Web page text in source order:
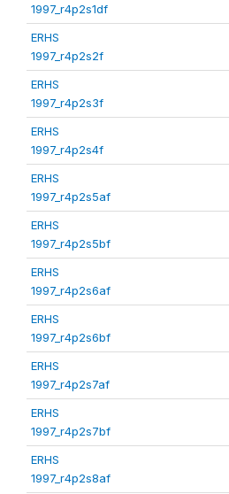
1997_r4p2s1df
ERHS
1997_r4p2s2f
ERHS
1997_r4p2s3f
ERHS
1997_r4p2s4f
ERHS
1997_r4p2s5af
ERHS
1997_r4p2s5bf
ERHS
1997_r4p2s6af
ERHS
1997_r4p2s6bf
ERHS
1997_r4p2s7af
ERHS
1997_r4p2s7bf
ERHS
1997_r4p2s8af